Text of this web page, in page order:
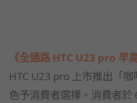
《全通路 HTC U23 pro 早
HTC U23 pro 上市推出「
色予消費者選擇。消費者於